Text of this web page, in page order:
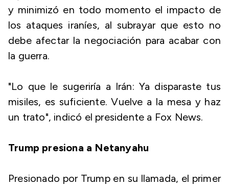
y minimizó en todo momento el impacto de
los ataques iraníes, al subrayar que esto no
debe afectar la negociación para acabar con
la guerra.
"Lo que le sugeriría a Irán: Ya disparaste tus
misiles, es suficiente. Vuelve a la mesa y haz
un trato", indicó el presidente a Fox News.
Trump presiona a Netanyahu
Presionado por Trump en su llamada, el primer